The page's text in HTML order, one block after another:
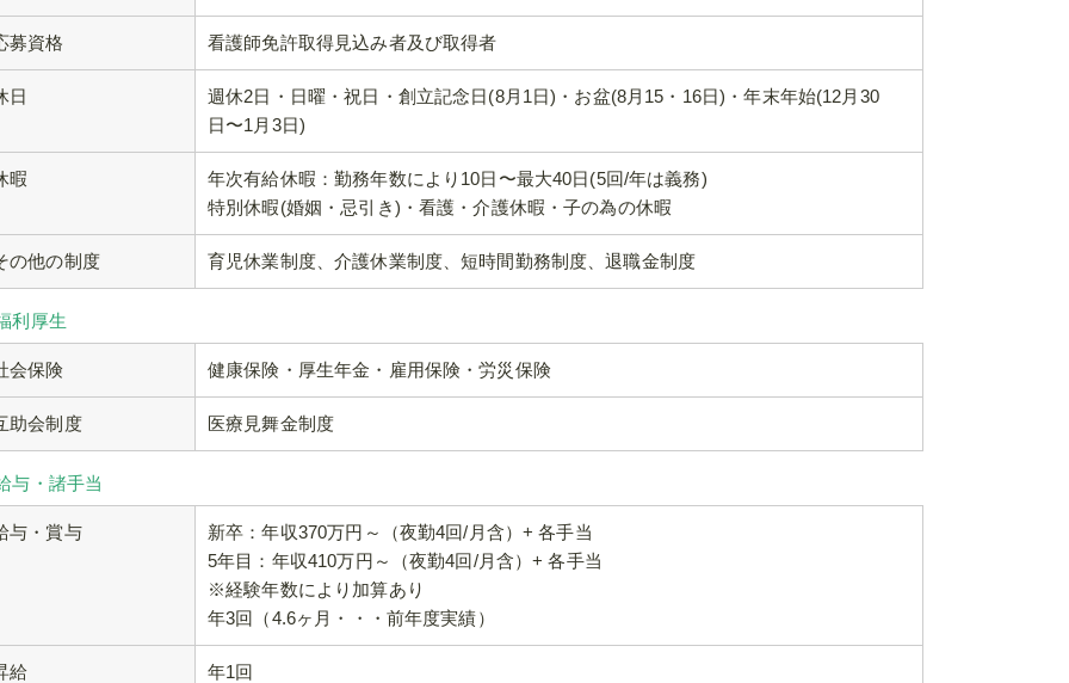
募資格 看護師免許取得見込み者及び取得者
日
週休2日・日曜・祝日・創立記念日(8月1日)・お盆(8月15・16日)・年末年始(12月30
日〜1月3日)
暇
年次有給休暇：勤務年数により10日〜最大40日(5回/年は義務)
特別休暇(婚姻・忌引き)・看護・介護休暇・子の為の休暇
の他の制度 育児休業制度、介護休業制度、短時間勤務制度、退職金制度
利厚生
会保険 健康保険・厚生年金・雇用保険・労災保険
助会制度 医療見舞金制度
与・諸手当
与・賞与
新卒：年収370万円～（夜勤4回/月含）+ 各手当
5年目：年収410万円～（夜勤4回/月含）+ 各手当
※経験年数により加算あり
年3回（4.6ヶ月・・・前年度実績）
給 年1回